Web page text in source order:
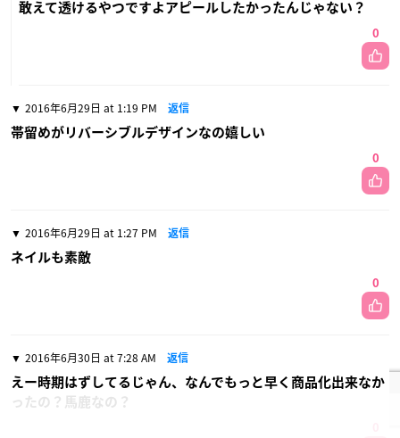
敢えて透けるやつですよアピールしたかったんじゃない？
0
2016年6月29日 at 1:19 PM 返信
帯留めがリバーシブルデザインなの嬉しい
0
2016年6月29日 at 1:27 PM 返信
ネイルも素敵
0
2016年6月30日 at 7:28 AM 返信
えー時期はずしてるじゃん、なんでもっと早く商品化出来なか
ったの？馬鹿なの？